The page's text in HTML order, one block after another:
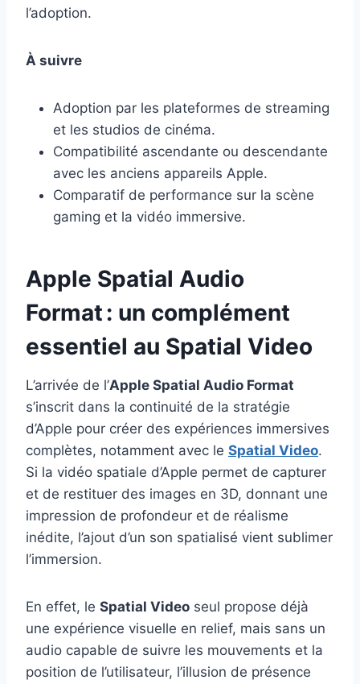
l’adoption.
À suivre
Adoption par les plateformes de streaming
et les studios de cinéma.
Compatibilité ascendante ou descendante
avec les anciens appareils Apple.
Comparatif de performance sur la scène
gaming et la vidéo immersive.
Apple Spatial Audio
Format : un complément
essentiel au Spatial Video
L’arrivée de l’Apple Spatial Audio Format
s’inscrit dans la continuité de la stratégie
d’Apple pour créer des expériences immersives
complètes, notamment avec le Spatial Video.
Si la vidéo spatiale d’Apple permet de capturer
et de restituer des images en 3D, donnant une
impression de profondeur et de réalisme
inédite, l’ajout d’un son spatialisé vient sublimer
l’immersion.
En effet, le Spatial Video seul propose déjà
une expérience visuelle en relief, mais sans un
audio capable de suivre les mouvements et la
position de l’utilisateur, l’illusion de présence